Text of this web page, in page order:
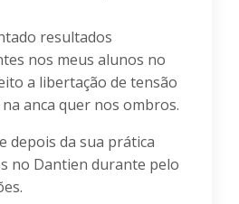
resultados
nos meus alunos no
a libertação de tensão
anca quer nos ombros.
depois da sua prática
no Dantien durante pelo